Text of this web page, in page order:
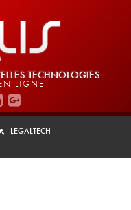
TECHNOLOGIES
LIGNE
LEGALTECH